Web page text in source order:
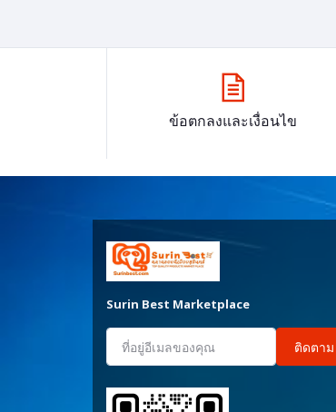
ข้อตกลงและเงื่อนไข
Surin Best Marketplace
ติดตาม